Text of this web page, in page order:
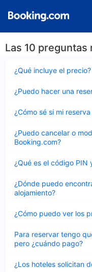
Las 10
¿Qué incluye el precio?
cerrado
¿Puedo hacer una
cerrado
¿Cómo sé si mi
cerrado
¿Puedo cancelar o
Booking.com?
cerrado
¿Qué es el código PIN
cerrado
¿Dónde puedo
alojamiento?
cerrado
¿Cómo puedo ver los
cerrado
Para reservar tengo
pero ¿cuándo pago?
cerrado
¿Los hoteles solicitan
cerrado